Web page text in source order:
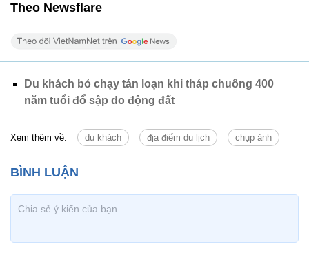
Theo Newsflare
Du khách bỏ chạy tán loạn khi tháp chuông 400
năm tuổi đổ sập do động đất
Xem thêm về: du khách địa điểm du lịch chụp ảnh